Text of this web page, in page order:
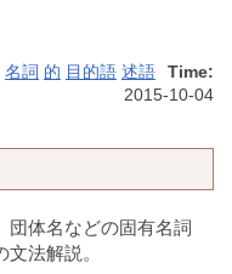
名詞 的 目的語 述語
Time:
2015-10-04
団体名などの固有名詞
法解説。